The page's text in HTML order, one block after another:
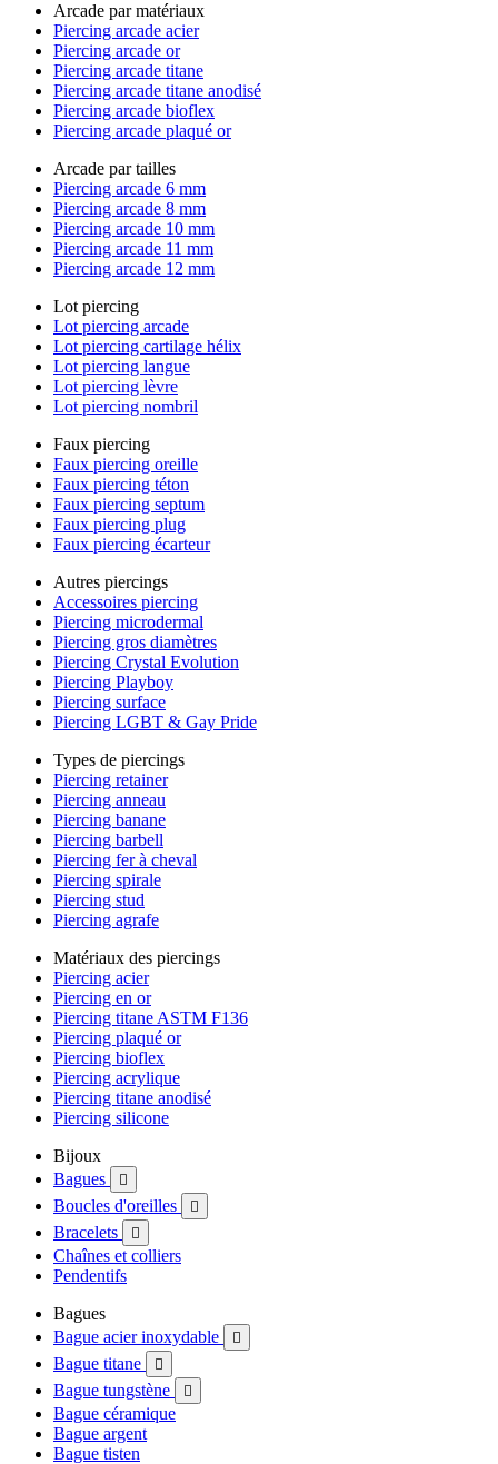
Arcade par matériaux
Piercing arcade acier
Piercing arcade or
Piercing arcade titane
Piercing arcade titane anodisé
Piercing arcade bioflex
Piercing arcade plaqué or
Arcade par tailles
Piercing arcade 6 mm
Piercing arcade 8 mm
Piercing arcade 10 mm
Piercing arcade 11 mm
Piercing arcade 12 mm
Lot piercing
Lot piercing arcade
Lot piercing cartilage hélix
Lot piercing langue
Lot piercing lèvre
Lot piercing nombril
Faux piercing
Faux piercing oreille
Faux piercing téton
Faux piercing septum
Faux piercing plug
Faux piercing écarteur
Autres piercings
Accessoires piercing
Piercing microdermal
Piercing gros diamètres
Piercing Crystal Evolution
Piercing Playboy
Piercing surface
Piercing LGBT & Gay Pride
Types de piercings
Piercing retainer
Piercing anneau
Piercing banane
Piercing barbell
Piercing fer à cheval
Piercing spirale
Piercing stud
Piercing agrafe
Matériaux des piercings
Piercing acier
Piercing en or
Piercing titane ASTM F136
Piercing plaqué or
Piercing bioflex
Piercing acrylique
Piercing titane anodisé
Piercing silicone
Bijoux
Bagues

Boucles d'oreilles 
Bracelets 
Chaînes et colliers
Pendentifs
Bagues
Bague acier inoxydable

Bague titane 
Bague tungstène 
Bague céramique
Bague argent
Bague tisten